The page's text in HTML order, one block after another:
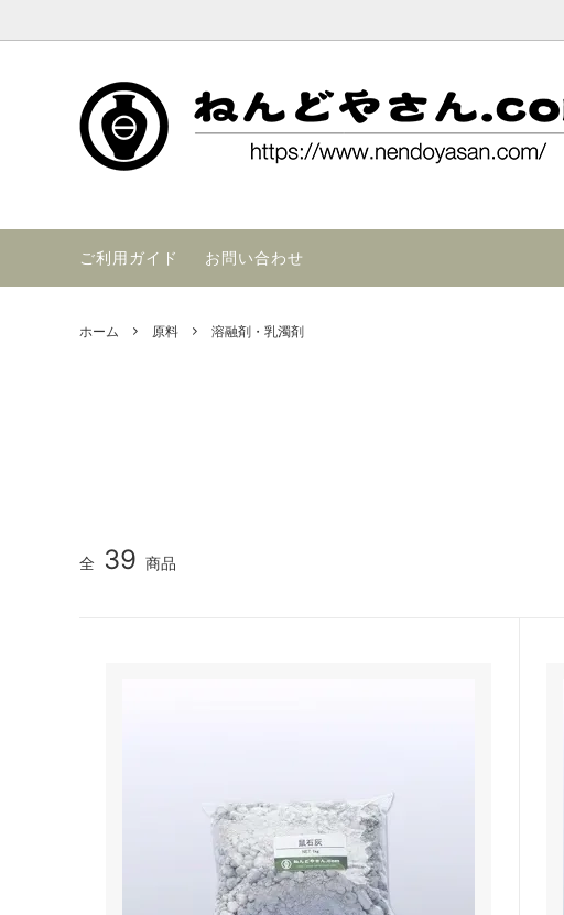
粘土 釉薬
交通アクセス FAX注文
ご利用ガイド お問い合わせ
ホーム 原料 溶融剤・乳濁剤
全 39 商品